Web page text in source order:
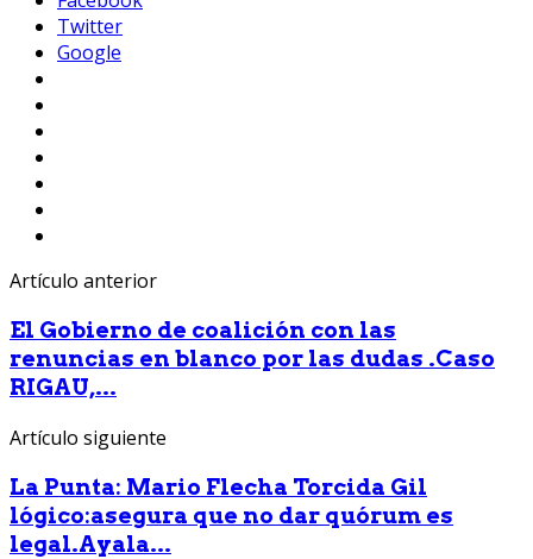
Twitter
Google
Artículo anterior
El Gobierno de coalición con las
renuncias en blanco por las dudas .Caso
RIGAU,...
Artículo siguiente
La Punta: Mario Flecha Torcida Gil
lógico:asegura que no dar quórum es
legal.Ayala...